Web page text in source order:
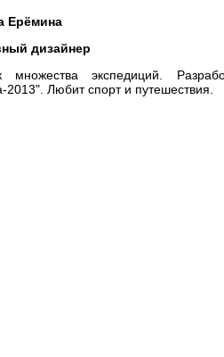
Ерёмина
дизайнер
множества экспедиций.
Любит спорт и путешествия.